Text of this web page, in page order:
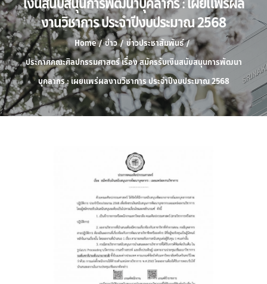
งานวิชาการ ประจำปีงบประมาณ 2568
Home / ข่าว / ข่าวประชาสัมพันธ์ /
ประกาศคณะศิลปกรรมศาสตร์ เรื่อง สมัครรับเงินสนับสนุนการพัฒนา
บุคลากร : เผยแพร่ผลงานวิชาการ ประจำปีงบประมาณ 2568